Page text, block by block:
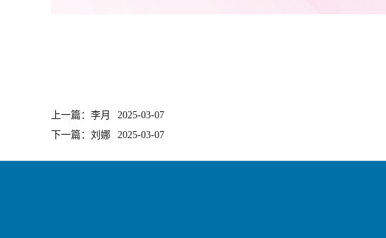
上一篇：李月
2025-03-07
下一篇：刘娜
2025-03-07